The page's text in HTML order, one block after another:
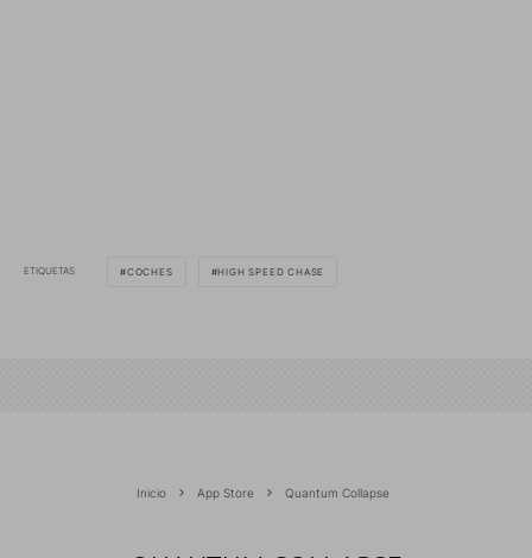
ETIQUETAS COCHES HIGH SPEED CHASE
Inicio App Store Quantum Collapse